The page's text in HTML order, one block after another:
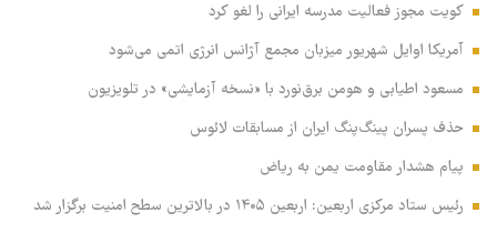
کویت مجوز فعالیت مدرسه ایرانی را لغو کرد
آمریکا اوایل شهریور میزبان مجمع آژانس انرژی اتمی می‌شود
مسعود اطیابی و هومن برق‌نورد با «نسخه آزمایشی» در تلویزیون
حذف پسران پینگ‌پنگ ایران از مسابقات لائوس
پیام هشدار مقاومت یمن به ریاض
رئیس ستاد مرکزی اربعین: اربعین ۱۴۰۵ در بالاترین سطح امنیت برگزار شد